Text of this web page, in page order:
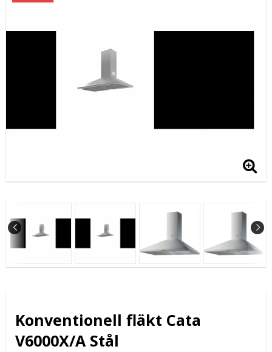
Konventionell fläkt Cata
V6000X/A Stål